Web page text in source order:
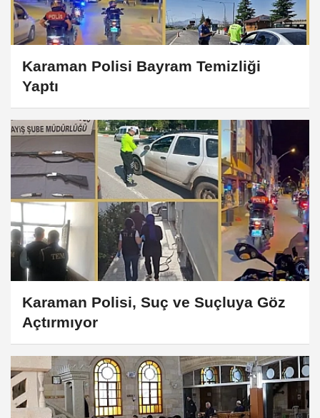
Karaman Polisi Bayram Temizliği
Yaptı
Karaman Polisi, Suç ve Suçluya Göz
Açtırmıyor